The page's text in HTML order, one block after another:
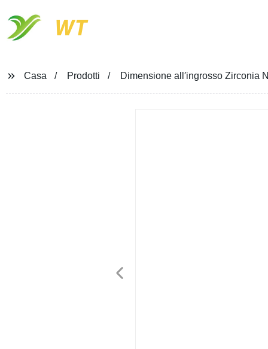
WT
Casa Prodotti Dimensione all′ingrosso Zirconia